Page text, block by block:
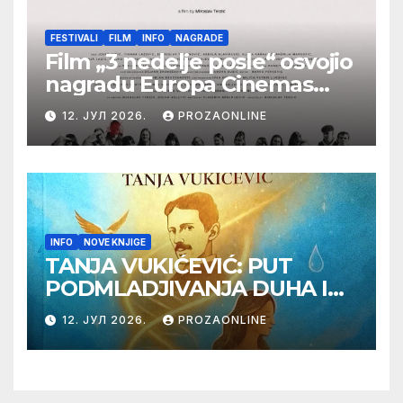
FESTIVALI FILM INFO NAGRADE
Film „3 nedelje posle“ osvojio
nagradu Europa Cinemas
Label na Filmskom festivalu
u Karlovim Varima
12. ЈУЛ 2026. PROZAONLINE
INFO NOVE KNJIGE
TANJA VUKIĆEVIĆ: PUT
PODMLADJIVANJA DUHA I
TELA SA TESLOM
12. ЈУЛ 2026. PROZAONLINE